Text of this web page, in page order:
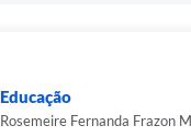
Educação
Rosemeire Fernanda Frazon